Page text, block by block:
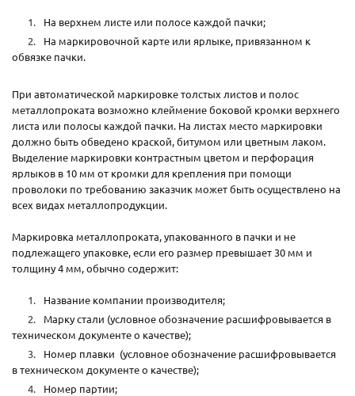
На верхнем листе или полосе каждой пачки;
На маркировочной карте или ярлыке, привязанном к
обвязке пачки.
При автоматической маркировке толстых листов и полос
металлопроката возможно клеймение боковой кромки верхнего
листа или полосы каждой пачки. На листах место маркировки
должно быть обведено краской, битумом или цветным лаком.
Выделение маркировки контрастным цветом и перфорация
ярлыков в 10 мм от кромки для крепления при помощи
проволоки по требованию заказчик может быть осуществлено на
всех видах металлопродукции.
Маркировка металлопроката, упакованного в пачки и не
подлежащего упаковке, если его размер превышает 30 мм и
толщину 4 мм, обычно содержит:
Название компании производителя;
Марку стали (условное обозначение расшифровывается в
техническом документе о качестве);
Номер плавки (условное обозначение расшифровывается
в техническом документе о качестве);
Номер партии;